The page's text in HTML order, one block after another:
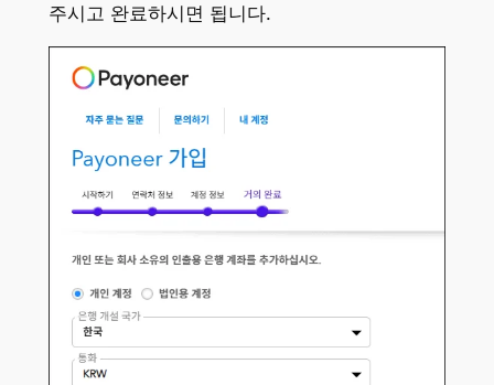
주시고 완료하시면 됩니다.